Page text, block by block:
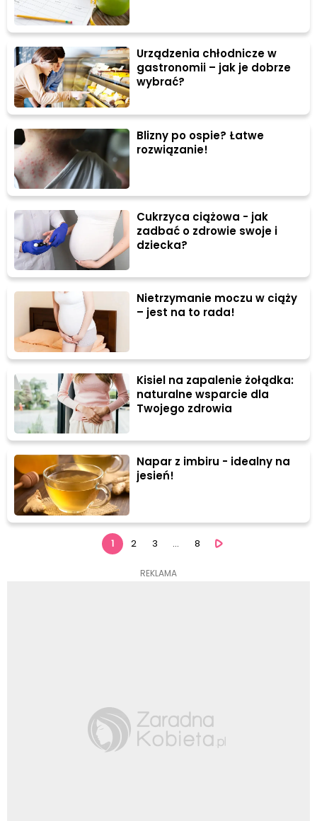
Urządzenia chłodnicze w
gastronomii – jak je dobrze
wybrać?
Blizny po ospie? Łatwe
rozwiązanie!
Cukrzyca ciążowa - jak
zadbać o zdrowie swoje i
dziecka?
Nietrzymanie moczu w ciąży
– jest na to rada!
Kisiel na zapalenie żołądka:
naturalne wsparcie dla
Twojego zdrowia
Napar z imbiru - idealny na
jesień!
1 2 3 ... 8
REKLAMA